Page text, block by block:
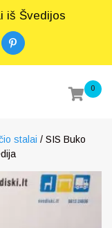
iš Švedijos
0
stalai / SIS Buko